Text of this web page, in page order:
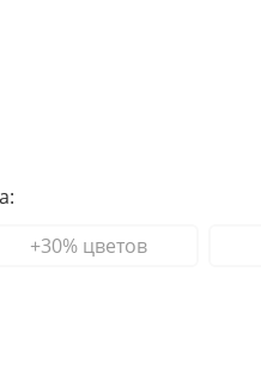
+30% цветов